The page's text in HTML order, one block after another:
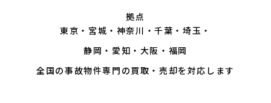
拠点
東京
宮城 神奈川 千葉
埼玉
静岡
愛知 大阪
福岡
全国の事故物件専門の買取・売却を対応します